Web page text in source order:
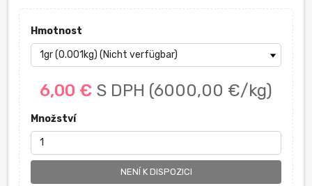
Hmotnost
6,00 € S DPH (6000,00 €/kg)
Množství
NENÍ K DISPOZICI